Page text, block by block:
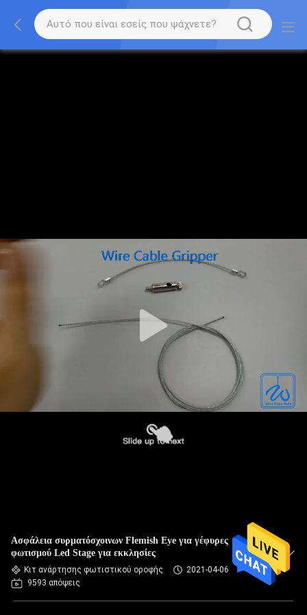
Ασφάλεια συρματόσχοινων Flemish Eye για γέφυρες
φωτισμού Led Stage για εκκλησίες
Κιτ ανάρτησης φωτιστικού οροφής
2021-04-06
9593 απόψεις